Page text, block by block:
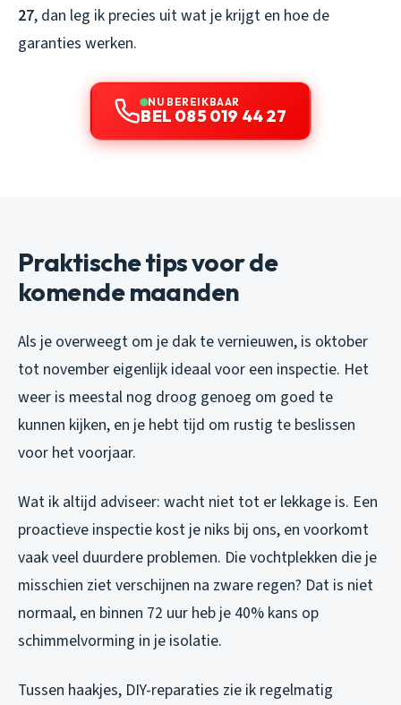
27, dan leg ik precies uit wat je krijgt en hoe de
garanties werken.
NU BEREIKBAAR
BEL 085 019 44 27
Praktische tips voor de
komende maanden
Als je overweegt om je dak te vernieuwen, is oktober
tot november eigenlijk ideaal voor een inspectie. Het
weer is meestal nog droog genoeg om goed te
kunnen kijken, en je hebt tijd om rustig te beslissen
voor het voorjaar.
Wat ik altijd adviseer: wacht niet tot er lekkage is. Een
proactieve inspectie kost je niks bij ons, en voorkomt
vaak veel duurdere problemen. Die vochtplekken die je
misschien ziet verschijnen na zware regen? Dat is niet
normaal, en binnen 72 uur heb je 40% kans op
schimmelvorming in je isolatie.
Tussen haakjes, DIY-reparaties zie ik regelmatig